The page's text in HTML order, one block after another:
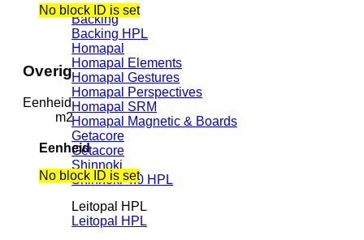
Backing
Backing HPL
Homapal
Homapal Elements
Homapal Gestures
Homapal Perspectives
Homapal SRM
Homapal Magnetic & Boards
Getacore
Getacore
Shinnoki
Shinnoki 4.0 HPL
Leitopal HPL
Leitopal HPL
No block ID is set
Overig
Eenheid
m2
Eenheid
No block ID is set